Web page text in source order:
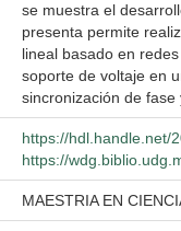
se muestra el
presenta permite
lineal basado en
soporte de voltaje en
sincronización de
https://hdl.handle.net/
https://
MAESTRIA EN